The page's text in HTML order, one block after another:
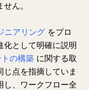
ん。
ニアリング をプロ
化として明確に説明
の構築 に関する取
点を指摘していま
し、ワークフロー全